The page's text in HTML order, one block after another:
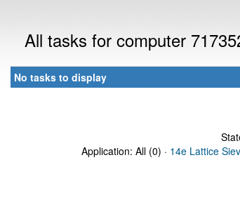
All tasks for computer
No tasks to display
Application: All (0) · 14e Lattice